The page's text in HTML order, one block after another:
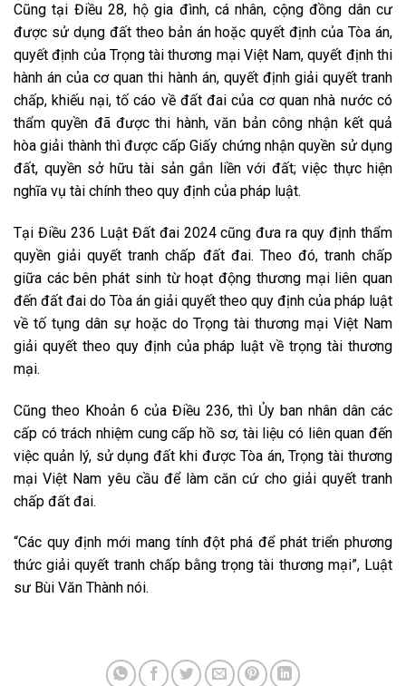
Cũng tại Điều 28, hộ gia đình, cá nhân, cộng đồng dân cư
được sử dụng đất theo bản án hoặc quyết định của Tòa án,
quyết định của Trọng tài thương mại Việt Nam, quyết định thi
hành án của cơ quan thi hành án, quyết định giải quyết tranh
chấp, khiếu nại, tố cáo về đất đai của cơ quan nhà nước có
thẩm quyền đã được thi hành, văn bản công nhận kết quả
hòa giải thành thì được cấp Giấy chứng nhận quyền sử dụng
đất, quyền sở hữu tài sản gắn liền với đất; việc thực hiện
nghĩa vụ tài chính theo quy định của pháp luật.
Tại Điều 236 Luật Đất đai 2024 cũng đưa ra quy định thẩm
quyền giải quyết tranh chấp đất đai. Theo đó, tranh chấp
giữa các bên phát sinh từ hoạt động thương mại liên quan
đến đất đai do Tòa án giải quyết theo quy định của pháp luật
về tố tụng dân sự hoặc do Trọng tài thương mại Việt Nam
giải quyết theo quy định của pháp luật về trọng tài thương
mại.
Cũng theo Khoản 6 của Điều 236, thì Ủy ban nhân dân các
cấp có trách nhiệm cung cấp hồ sơ, tài liệu có liên quan đến
việc quản lý, sử dụng đất khi được Tòa án, Trọng tài thương
mại Việt Nam yêu cầu để làm căn cứ cho giải quyết tranh
chấp đất đai.
“Các quy định mới mang tính đột phá để phát triển phương
thức giải quyết tranh chấp bằng trọng tài thương mại”, Luật
sư Bùi Văn Thành nói.